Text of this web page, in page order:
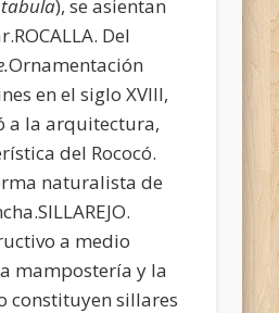
), se asientan
Del
Ornamentación
en el siglo XVIII,
a la arquitectura,
del Rococó.
naturalista de
a medio
mampostería y la
constituyen sillares